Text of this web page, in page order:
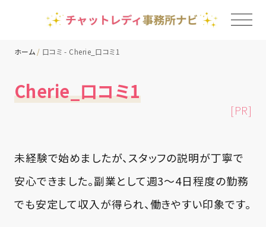
地域別ランキング
コラム
ホーム 口コミ - Cherie_口コミ1
Cherie_口コミ1
[PR]
未経験で始めましたが、スタッフの説明が丁寧で
安心できました。副業として週3〜4日程度の勤務
でも安定して収入が得られ、働きやすい印象です。